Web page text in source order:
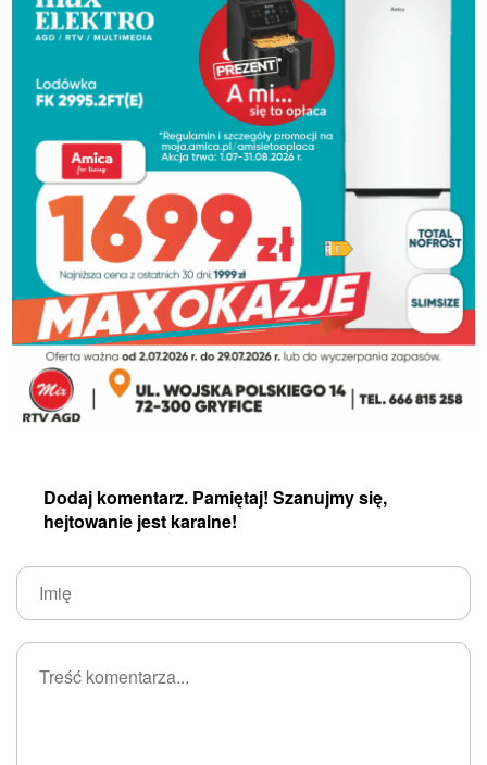
Dodaj komentarz. Pamiętaj! Szanujmy się,
hejtowanie jest karalne!